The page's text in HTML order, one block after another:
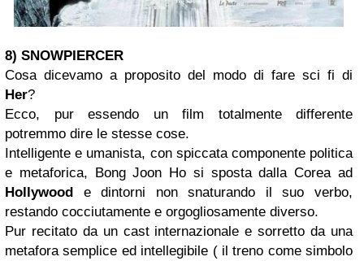
8) SNOWPIERCER
Cosa dicevamo a proposito del modo di fare sci fi di
Her?
Ecco, pur essendo un film totalmente differente
potremmo dire le stesse cose.
Intelligente e umanista, con spiccata componente politica
e metaforica, Bong Joon Ho si sposta dalla Corea ad
Hollywood e dintorni non snaturando il suo verbo,
restando cocciutamente e orgogliosamente diverso.
Pur recitato da un cast internazionale e sorretto da una
metafora semplice ed intellegibile ( il treno come simbolo